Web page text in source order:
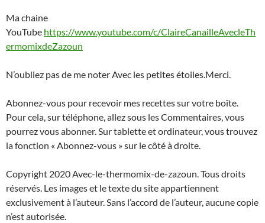
Ma chaine
YouTube https://www.youtube.com/c/ClaireCanailleAvecleTh
ermomixdeZazoun
N’oubliez pas de me noter Avec les petites étoiles.Merci.
Abonnez-vous pour recevoir mes recettes sur votre boîte.
Pour cela, sur téléphone, allez sous les Commentaires, vous
pourrez vous abonner. Sur tablette et ordinateur, vous trouvez
la fonction « Abonnez-vous » sur le côté à droite.
Copyright 2020 Avec-le-thermomix-de-zazoun. Tous droits
réservés. Les images et le texte du site appartiennent
exclusivement à l’auteur. Sans l’accord de l’auteur, aucune copie
n’est autorisée.